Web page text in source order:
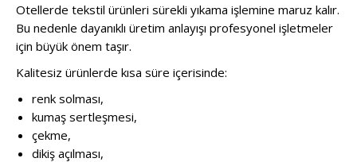
Otellerde tekstil ürünleri sürekli yıkama işlemine maruz kalır.
Bu nedenle dayanıklı üretim anlayışı profesyonel işletmeler
için büyük önem taşır.
Kalitesiz ürünlerde kısa süre içerisinde:
renk solması,
kumaş sertleşmesi,
çekme,
dikiş açılması,